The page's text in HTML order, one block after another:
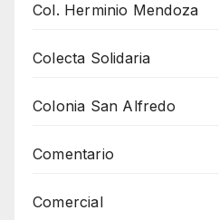
Col. Herminio Mendoza
Colecta Solidaria
Colonia San Alfredo
Comentario
Comercial